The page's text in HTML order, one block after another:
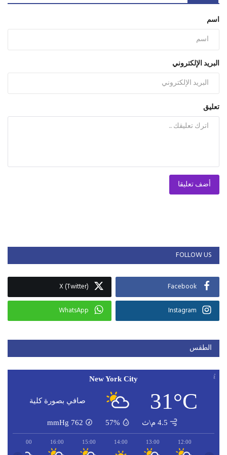
اسم
البريد الإلكتروني
تعليق
أضف تعليقا
FOLLOW US
Facebook
X (Twitter)
Instagram
WhatsApp
الطقس
New York City
31°C صافي بصورة كلية
4.5 م\ث 57%
762
mmHg
12:00
13:00
14:00
15:00
16:00
17:00